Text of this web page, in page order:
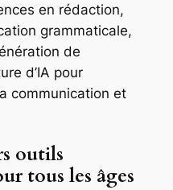
en rédaction,
grammaticale,
de
d’IA pour
communication et
outils
tous les âges